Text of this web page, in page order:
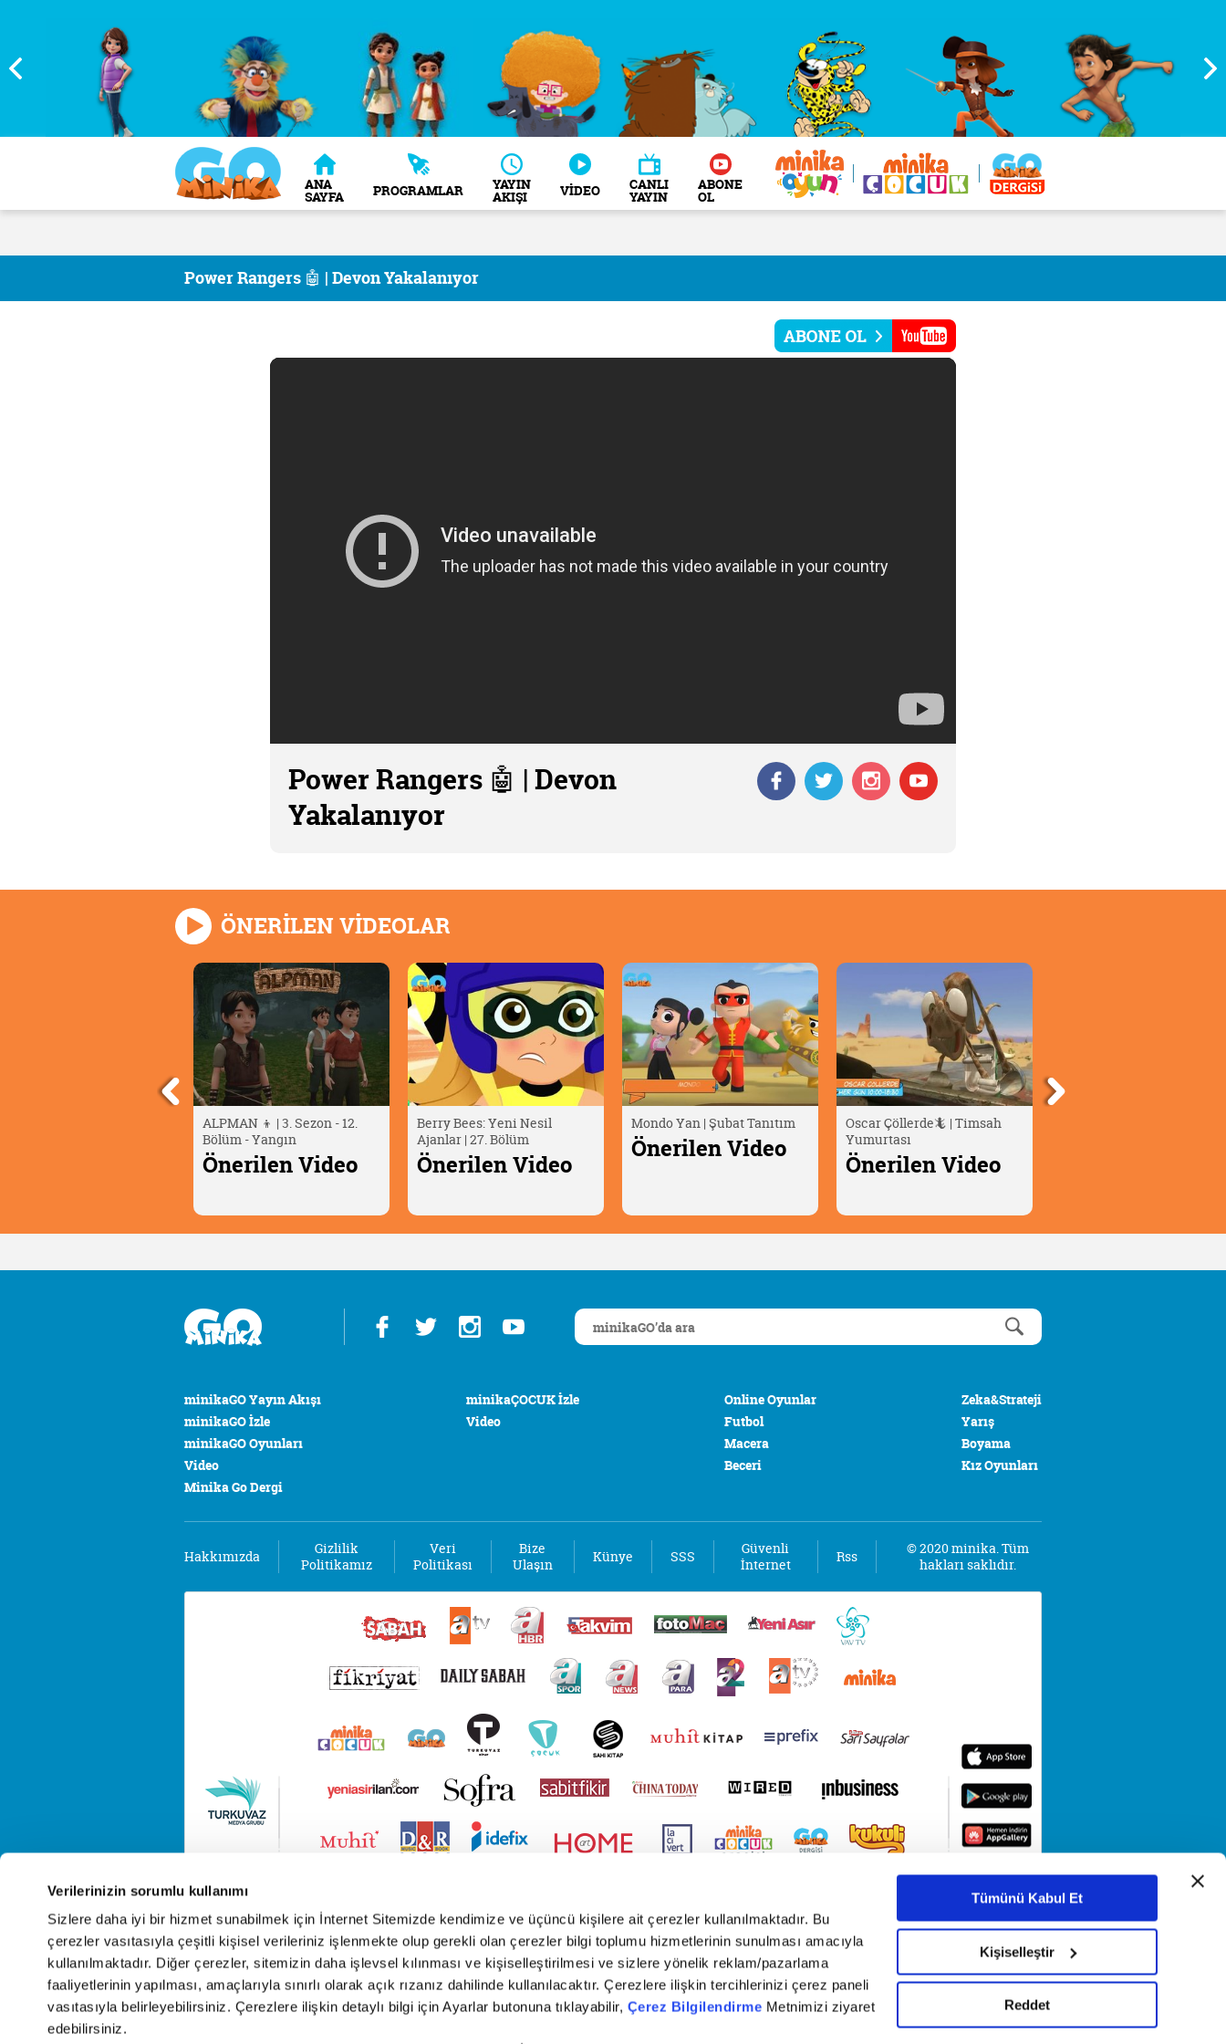
Verilerinizin sorumlu kullanımı
Sizlere daha iyi bir hizmet sunabilmek için İnternet Sitemizde kendimize ve üçüncü kişilere ait çerezler kullanılmaktadır. Bu
çerezler vasıtasıyla çeşitli kişisel verileriniz işlenmekte olup gerekli olan çerezler bilgi toplumu hizmetlerinin sunulması amacıyla
kullanılmaktadır. Diğer çerezler, sitemizin daha işlevsel kılınması ve kişiselleştirilmesi ve sizlere yönelik reklam/pazarlama
faaliyetlerinin yapılması, amaçlarıyla sınırlı olarak açık rızanız dahilinde kullanılacaktır. Çerezlere ilişkin tercihlerinizi çerez paneli
vasıtasıyla belirleyebilirsiniz. Çerezlere ilişkin detaylı bilgi için Ayarlar butonuna tıklayabilir, Çerez Bilgilendirme Metnimizi ziyaret
edebilirsiniz.
Tümünü Kabul Et
Kişiselleştir
Reddet
ANA
SAYFA PROGRAMLAR YAYIN
AKIŞI VİDEO CANLI
YAYIN
ABONE
OL
Power Rangers 🤖 | Devon Yakalanıyor
Power Rangers 🤖 | Devon
Yakalanıyor
ÖNERİLEN VİDEOLAR
Berry Bees: Yeni Nesil
Ajanlar | 27. Bölüm
Önerilen Video
Mondo Yan | Şubat Tanıtım
Önerilen Video
Oscar Çöllerde🦎 | Timsah
Yumurtası
Önerilen Video
Bizim Joey 👦🏼 | Saklama
Oyunu
Önerilen Video
minikaGO Yayın Akışı
minikaGO İzle
minikaGO Oyunları
Video
Minika Go Dergi
minikaÇOCUK İzle
Video
Online Oyunlar
Futbol
Macera
Beceri
Zeka&Strateji
Yarış
Boyama
Kız Oyunları
Hakkımızda
Gizlilik
Politikamız
Veri
Politikası
Bize
Ulaşın
Künye SSS
Güvenli
İnternet
Rss
© 2020 minika. Tüm
hakları saklıdır.
Copyright © 2026 Tüm hakları saklıdır. TURKUVAZ HABERLEŞME VE YAYINCILIK ANONİM ŞİRKETİ